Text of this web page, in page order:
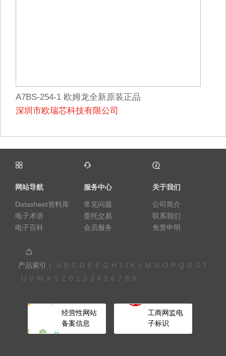
A7BS-254-1 欧姆龙全新原装正品
深圳市欧瑞芯科技有限公司
网站导航
Datasheet资料库
电子术语
电子百科
服务中心
常见问题
委托交易
会员服务
关于我们
公司简介
联系我们
免责申明
产品索引： A B C D E F G H I J K L M N O P Q R S T
U V W X Y Z 0 1 2 3 4 5 6 7 8 9
经营性网站
备案信息
工商网监电
子标识